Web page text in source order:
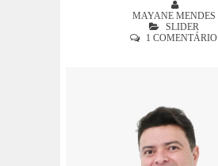
MAYANE MENDES
SLIDER
1 COMENTÁRIO